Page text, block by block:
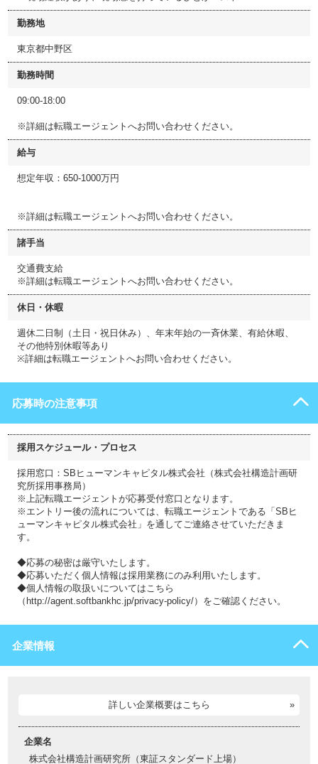
勤務地
東京都中野区
勤務時間
09:00-18:00
※詳細は転職エージェントへお問い合わせください。
給与
想定年収：650-1000万円
※詳細は転職エージェントへお問い合わせください。
諸手当
交通費支給
※詳細は転職エージェントへお問い合わせください。
休日・休暇
週休二日制（土日・祝日休み）、年末年始の一斉休業、有給休暇、
その他特別休暇等あり
※詳細は転職エージェントへお問い合わせください。
応募時の注意事項
採用スケジュール・プロセス
採用窓口：SBヒューマンキャピタル株式会社（株式会社構造計画研
究所採用事務局）
※上記転職エージェントが応募受付窓口となります。
※エントリー後の流れについては、転職エージェントである「SBヒ
ューマンキャピタル株式会社」を通してご連絡させていただきま
す。
◆応募の秘密は厳守いたします。
◆応募いただく個人情報は採用業務にのみ利用いたします。
◆個人情報の取扱いについてはこちら
（http://agent.softbankhc.jp/privacy-policy/）をご確認ください。
企業情報
詳しい企業概要はこちら
企業名
株式会社構造計画研究所（東証スタンダード上場）